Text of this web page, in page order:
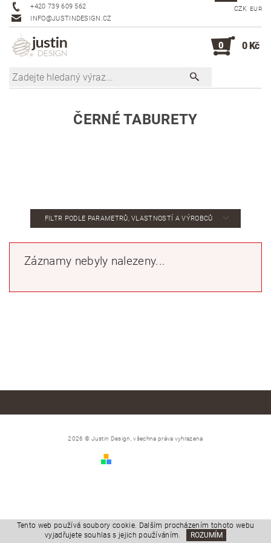
+420 739 609 562
INFO@JUSTINDESIGN.CZ
CZK EUR
0 0 Kč
ČERNÉ TABURETY
FILTR PODLE PARAMETRŮ, VLASTNOSTÍ A VÝROBCŮ
Záznamy nebyly nalezeny...
2026 © Justin Design, všechna práva vyhrazena
Tento web používá soubory cookie. Dalším procházením tohoto webu
vyjadřujete souhlas s jejich používáním.
ROZUMÍM